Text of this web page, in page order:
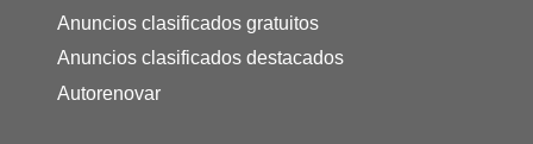
Anuncios clasificados gratuitos
Anuncios clasificados destacados
Autorenovar